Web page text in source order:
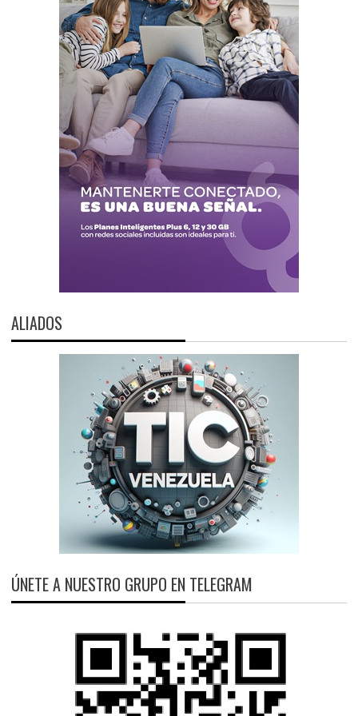
ALIADOS
ÚNETE A NUESTRO GRUPO EN TELEGRAM